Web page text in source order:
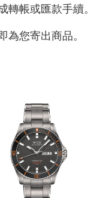
帳或匯款手續。
您寄出商品。